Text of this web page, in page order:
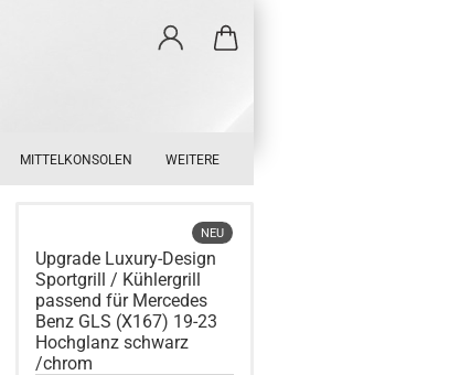
MITTELKONSOLEN WEITERE
NEU
Upgrade Luxury-Design
Sportgrill / Kühlergrill
passend für Mercedes
Benz GLS (X167) 19-23
Hochglanz schwarz
/chrom